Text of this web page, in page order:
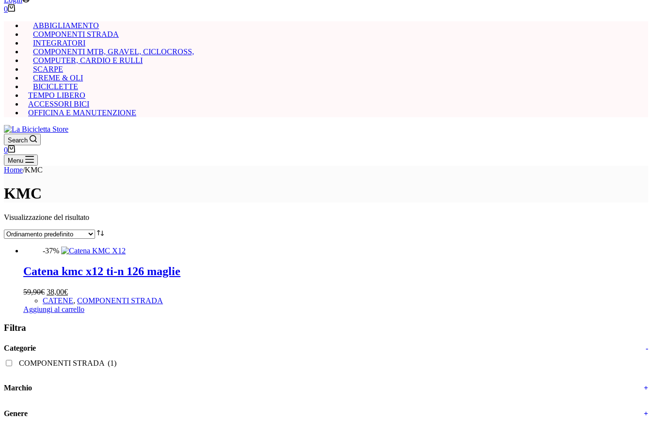
Carrello
0
ABBIGLIAMENTO
COMPONENTI STRADA
INTEGRATORI
COMPONENTI MTB, GRAVEL, CICLOCROSS,
COMPUTER, CARDIO E RULLI
SCARPE
CREME & OLI
BICICLETTE
TEMPO LIBERO
ACCESSORI BICI
OFFICINA E MANUTENZIONE
Search
Carrello
0
Menu
Home/KMC
KMC
Visualizzazione del risultato
-37%
Catena kmc x12 ti-n 126 maglie
59,90€ Il
prezzo
originale
38,00€Il
prezzo
attuale
CATENE, COMPONENTI STRADA
Aggiungi al carrello
Filtra
Categorie
-
COMPONENTI STRADA (1)
Marchio +
Genere +